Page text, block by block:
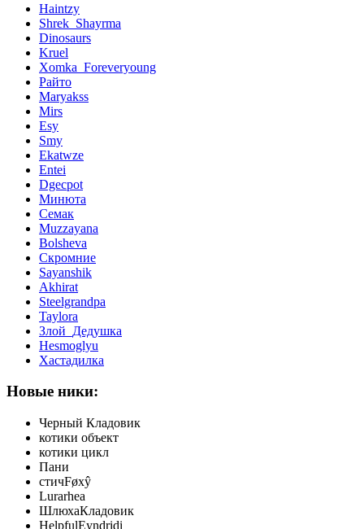
Haintzy
Shrek_Shayrma
Dinosaurs
Kruel
Xomka_Foreveryoung
Райто
Maryakss
Mirs
Esy
Smy
Ekatwze
Entei
Dgecpot
Минюта
Семак
Muzzayana
Bolsheva
Скромние
Sayanshik
Akhirat
Steelgrandpa
Taylora
Злой_Дедушка
Hesmoglyu
Хастадилка
Новые ники:
Черный Кладовик
котики объект
котики цикл
Пани
стичFøxŷ
Lurarhea
ШлюхаКладовик
HelpfulEyndridi